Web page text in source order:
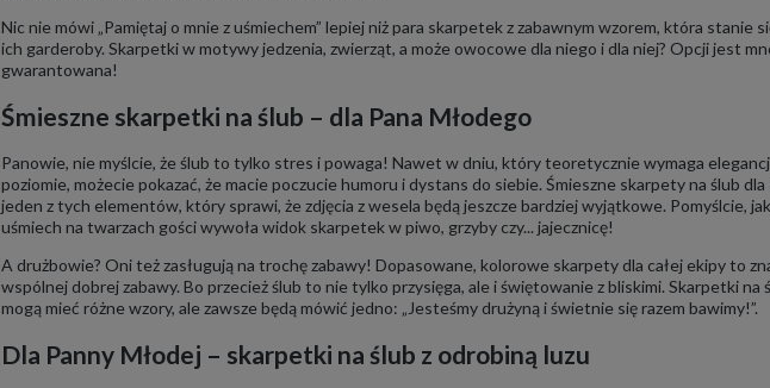
Nic nie mówi „Pamiętaj o mnie z uśmiechem” lepiej niż para skarpetek z zabawnym wzorem, która stanie
ich garderoby. Skarpetki w motywy jedzenia, zwierząt, a może owocowe dla niego i dla niej? Opcji jest
gwarantowana!
Śmieszne skarpetki na ślub – dla Pana Młodego
Panowie, nie myślcie, że ślub to tylko stres i powaga! Nawet w dniu, który teoretycznie wymaga
poziomie, możecie pokazać, że macie poczucie humoru i dystans do siebie. Śmieszne skarpety na ślub
jeden z tych elementów, który sprawi, że zdjęcia z wesela będą jeszcze bardziej wyjątkowe. Pomyślcie,
uśmiech na twarzach gości wywoła widok skarpetek w piwo, grzyby czy... jajecznicę!
A drużbowie? Oni też zasługują na trochę zabawy! Dopasowane, kolorowe skarpety dla całej ekipy to
wspólnej dobrej zabawy. Bo przecież ślub to nie tylko przysięga, ale i świętowanie z bliskimi. Skarpetki na
mogą mieć różne wzory, ale zawsze będą mówić jedno: „Jesteśmy drużyną i świetnie się razem bawimy!”.
Dla Panny Młodej – skarpetki na ślub z odrobiną luzu